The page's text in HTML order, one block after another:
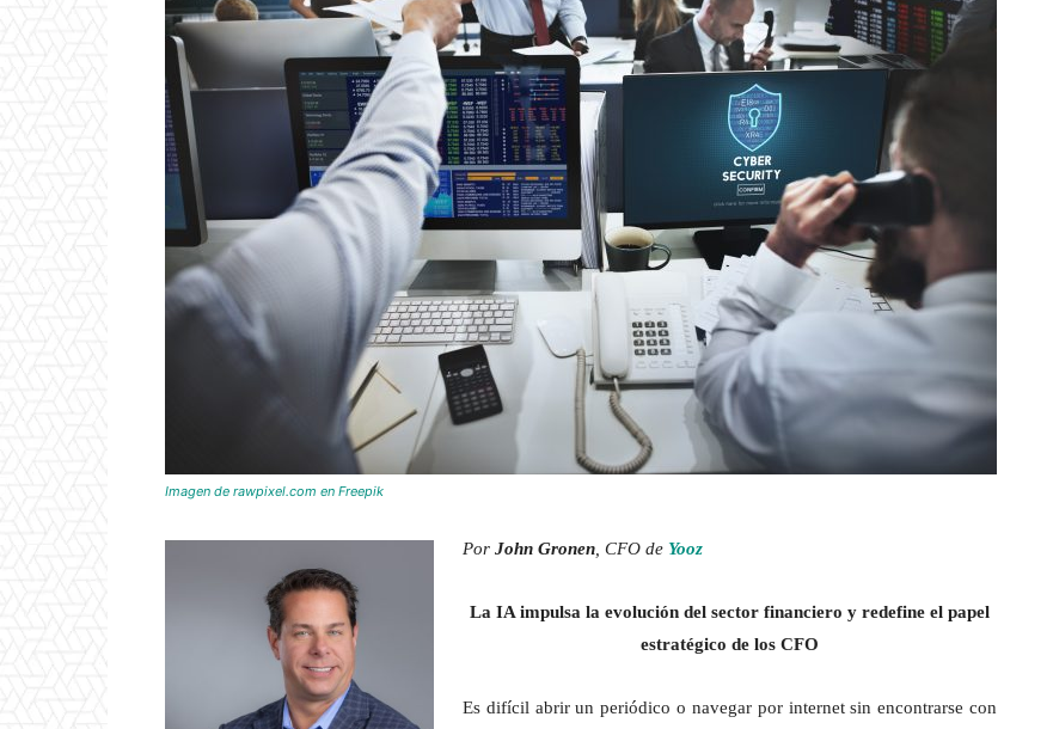
Imagen de rawpixel.com en Freepik
Por John Gronen, CFO de Yooz
La IA impulsa la evolución del sector financiero y redefine el papel
estratégico de los CFO
Es difícil abrir un periódico o navegar por internet sin encontrarse con